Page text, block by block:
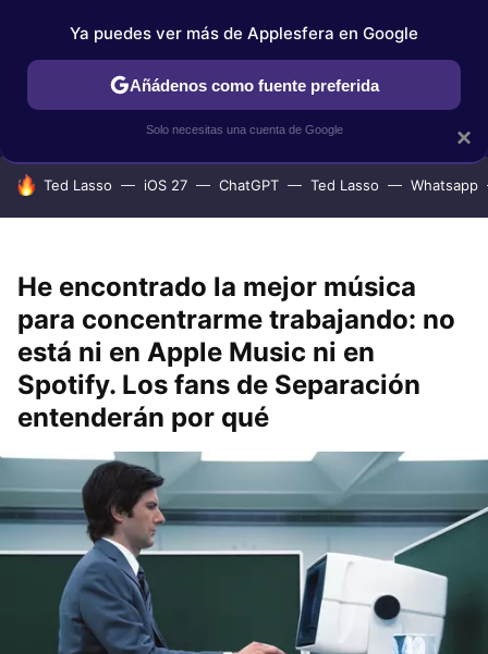
IPHONE TUTORIALES APPLESFERA SELECCIÓN
HOY SE HABLA DE
Ted Lasso iOS 27 ChatGPT Ted Lasso Whatsapp
He encontrado la mejor música
para concentrarme trabajando: no
está ni en Apple Music ni en
Spotify. Los fans de Separación
entenderán por qué
×
Ya puedes ver más de Applesfera en Google
Añádenos como fuente preferida
Solo necesitas una cuenta de Google